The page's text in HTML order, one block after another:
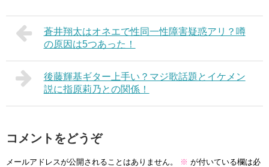
蒼井翔太はオネエで性同一性障害疑惑アリ？噂
の原因は5つあった！
後藤輝基ギター上手い？マジ歌話題とイケメン
説に指原莉乃との関係！
コメントをどうぞ
メールアドレスが公開されることはありません。 ※ が付いている欄は必